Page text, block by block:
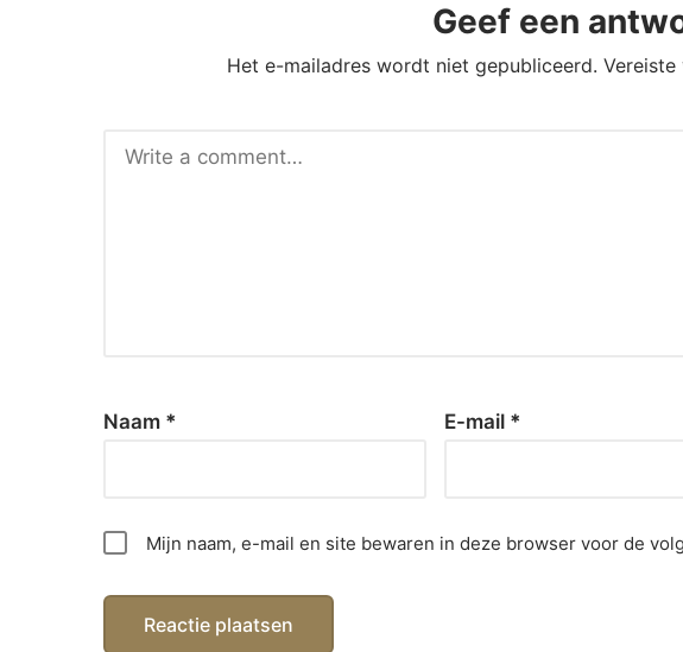
Geef een
Het e-mailadres wordt niet gepubliceerd. Vereiste
Naam * E-mail *
Mijn naam, e-mail en site bewaren in deze browser voor de